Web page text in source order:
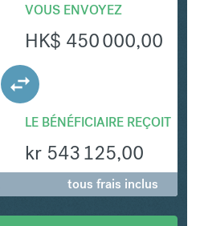
VOUS ENVOYEZ
HK$ 450 000,00
LE BÉNÉFICIAIRE REÇOIT
kr 543 125,00
tous frais inclus